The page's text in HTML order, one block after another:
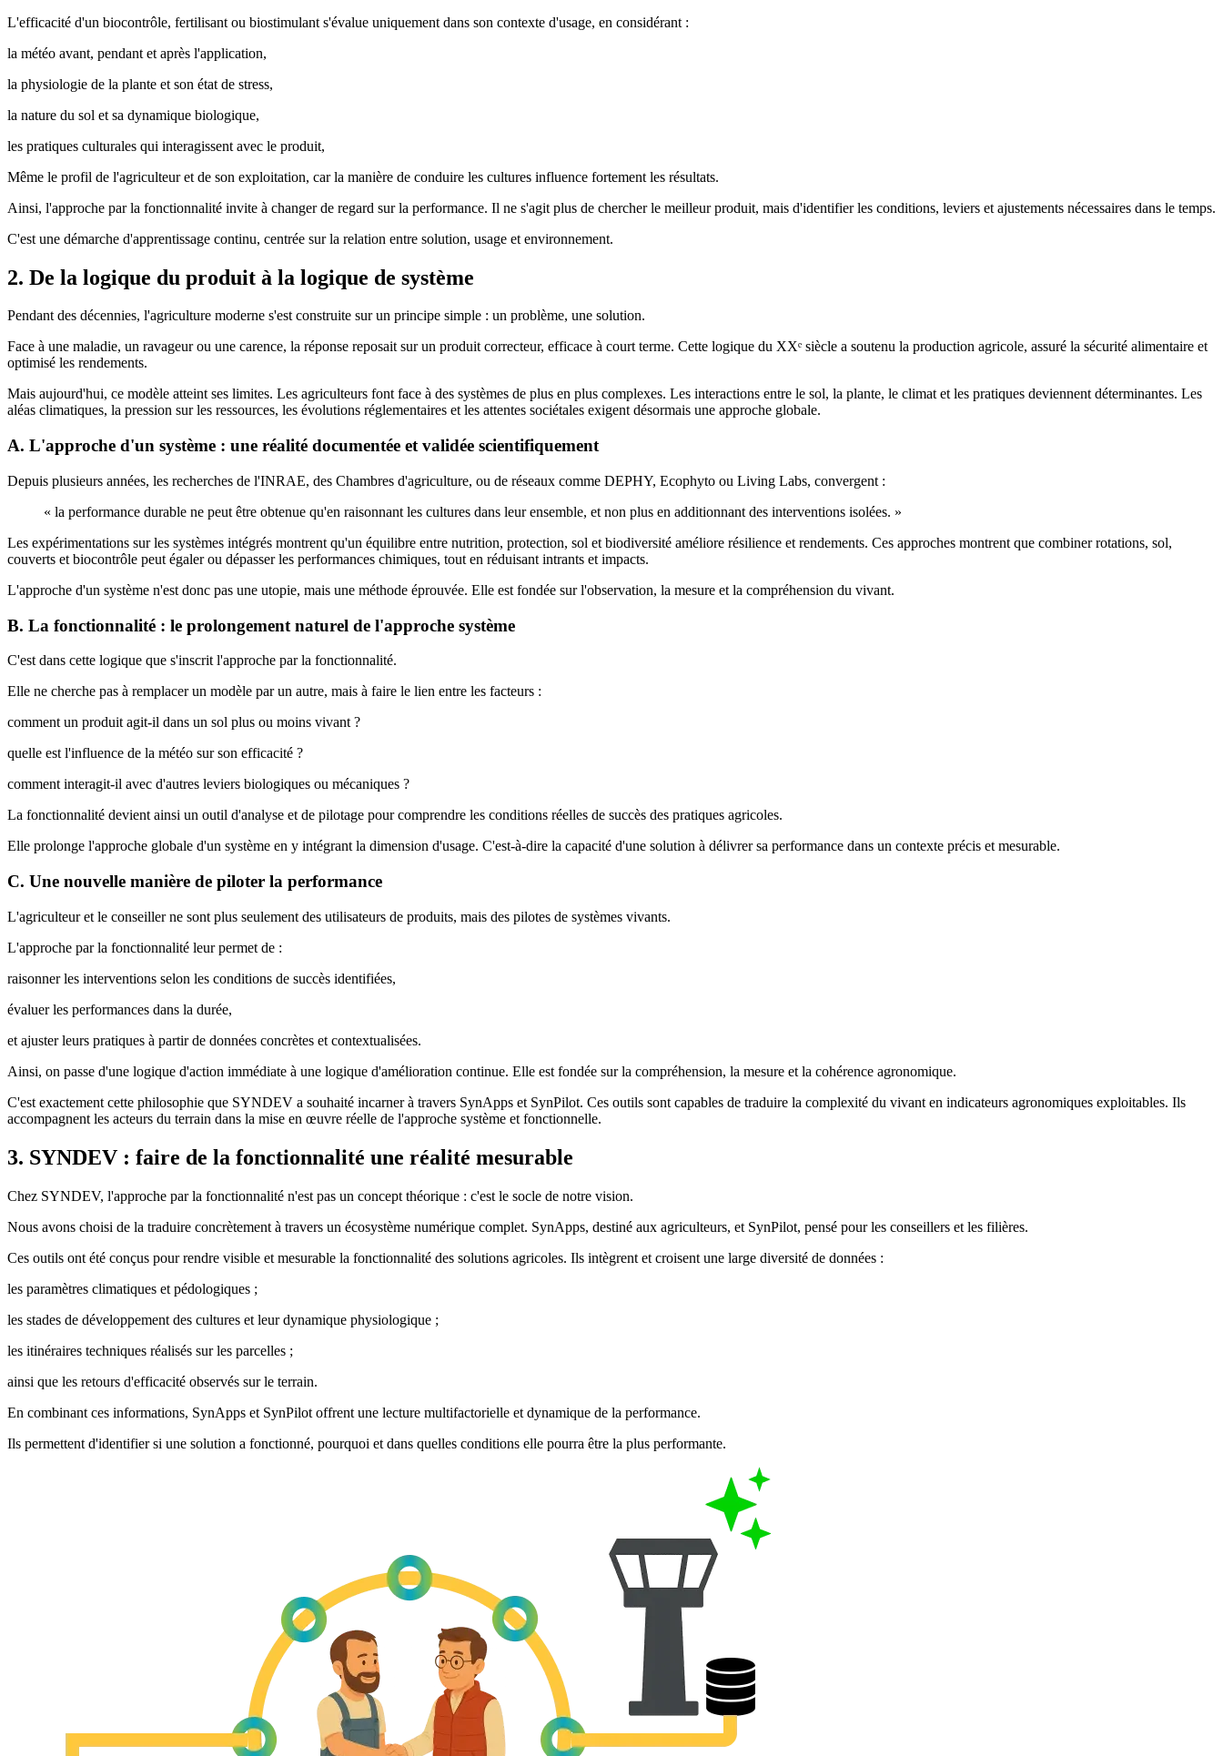
L'efficacité d'un biocontrôle, fertilisant ou biostimulant s'évalue uniquement dans son contexte d'usage, en considérant :
la météo avant, pendant et après l'application,
la physiologie de la plante et son état de stress,
la nature du sol et sa dynamique biologique,
les pratiques culturales qui interagissent avec le produit,
Même le profil de l'agriculteur et de son exploitation, car la manière de conduire les cultures influence fortement les résultats.
Ainsi, l'approche par la fonctionnalité invite à changer de regard sur la performance. Il ne s'agit plus de chercher le meilleur produit, mais d'identifier les conditions, leviers et ajustements nécessaires dans le temps.
C'est une démarche d'apprentissage continu, centrée sur la relation entre solution, usage et environnement.
2. De la logique du produit à la logique de système
Pendant des décennies, l'agriculture moderne s'est construite sur un principe simple : un problème, une solution.
Face à une maladie, un ravageur ou une carence, la réponse reposait sur un produit correcteur, efficace à court terme. Cette logique du XXᵉ siècle a soutenu la production agricole, assuré la sécurité alimentaire et
optimisé les rendements.
Mais aujourd'hui, ce modèle atteint ses limites. Les agriculteurs font face à des systèmes de plus en plus complexes. Les interactions entre le sol, la plante, le climat et les pratiques deviennent déterminantes. Les
aléas climatiques, la pression sur les ressources, les évolutions réglementaires et les attentes sociétales exigent désormais une approche globale.
A. L'approche d'un système : une réalité documentée et validée scientifiquement
Depuis plusieurs années, les recherches de l'INRAE, des Chambres d'agriculture, ou de réseaux comme DEPHY, Ecophyto ou Living Labs, convergent :
« la performance durable ne peut être obtenue qu'en raisonnant les cultures dans leur ensemble, et non plus en additionnant des interventions isolées. »
Les expérimentations sur les systèmes intégrés montrent qu'un équilibre entre nutrition, protection, sol et biodiversité améliore résilience et rendements. Ces approches montrent que combiner rotations, sol,
couverts et biocontrôle peut égaler ou dépasser les performances chimiques, tout en réduisant intrants et impacts.
L'approche d'un système n'est donc pas une utopie, mais une méthode éprouvée. Elle est fondée sur l'observation, la mesure et la compréhension du vivant.
B. La fonctionnalité : le prolongement naturel de l'approche système
C'est dans cette logique que s'inscrit l'approche par la fonctionnalité.
Elle ne cherche pas à remplacer un modèle par un autre, mais à faire le lien entre les facteurs :
comment un produit agit-il dans un sol plus ou moins vivant ?
quelle est l'influence de la météo sur son efficacité ?
comment interagit-il avec d'autres leviers biologiques ou mécaniques ?
La fonctionnalité devient ainsi un outil d'analyse et de pilotage pour comprendre les conditions réelles de succès des pratiques agricoles.
Elle prolonge l'approche globale d'un système en y intégrant la dimension d'usage. C'est-à-dire la capacité d'une solution à délivrer sa performance dans un contexte précis et mesurable.
C. Une nouvelle manière de piloter la performance
L'agriculteur et le conseiller ne sont plus seulement des utilisateurs de produits, mais des pilotes de systèmes vivants.
L'approche par la fonctionnalité leur permet de :
raisonner les interventions selon les conditions de succès identifiées,
évaluer les performances dans la durée,
et ajuster leurs pratiques à partir de données concrètes et contextualisées.
Ainsi, on passe d'une logique d'action immédiate à une logique d'amélioration continue. Elle est fondée sur la compréhension, la mesure et la cohérence agronomique.
C'est exactement cette philosophie que SYNDEV a souhaité incarner à travers SynApps et SynPilot. Ces outils sont capables de traduire la complexité du vivant en indicateurs agronomiques exploitables. Ils
accompagnent les acteurs du terrain dans la mise en œuvre réelle de l'approche système et fonctionnelle.
3. SYNDEV : faire de la fonctionnalité une réalité mesurable
Chez SYNDEV, l'approche par la fonctionnalité n'est pas un concept théorique : c'est le socle de notre vision.
Nous avons choisi de la traduire concrètement à travers un écosystème numérique complet. SynApps, destiné aux agriculteurs, et SynPilot, pensé pour les conseillers et les filières.
Ces outils ont été conçus pour rendre visible et mesurable la fonctionnalité des solutions agricoles. Ils intègrent et croisent une large diversité de données :
les paramètres climatiques et pédologiques ;
les stades de développement des cultures et leur dynamique physiologique ;
les itinéraires techniques réalisés sur les parcelles ;
ainsi que les retours d'efficacité observés sur le terrain.
En combinant ces informations, SynApps et SynPilot offrent une lecture multifactorielle et dynamique de la performance.
Ils permettent d'identifier si une solution a fonctionné, pourquoi et dans quelles conditions elle pourra être la plus performante.